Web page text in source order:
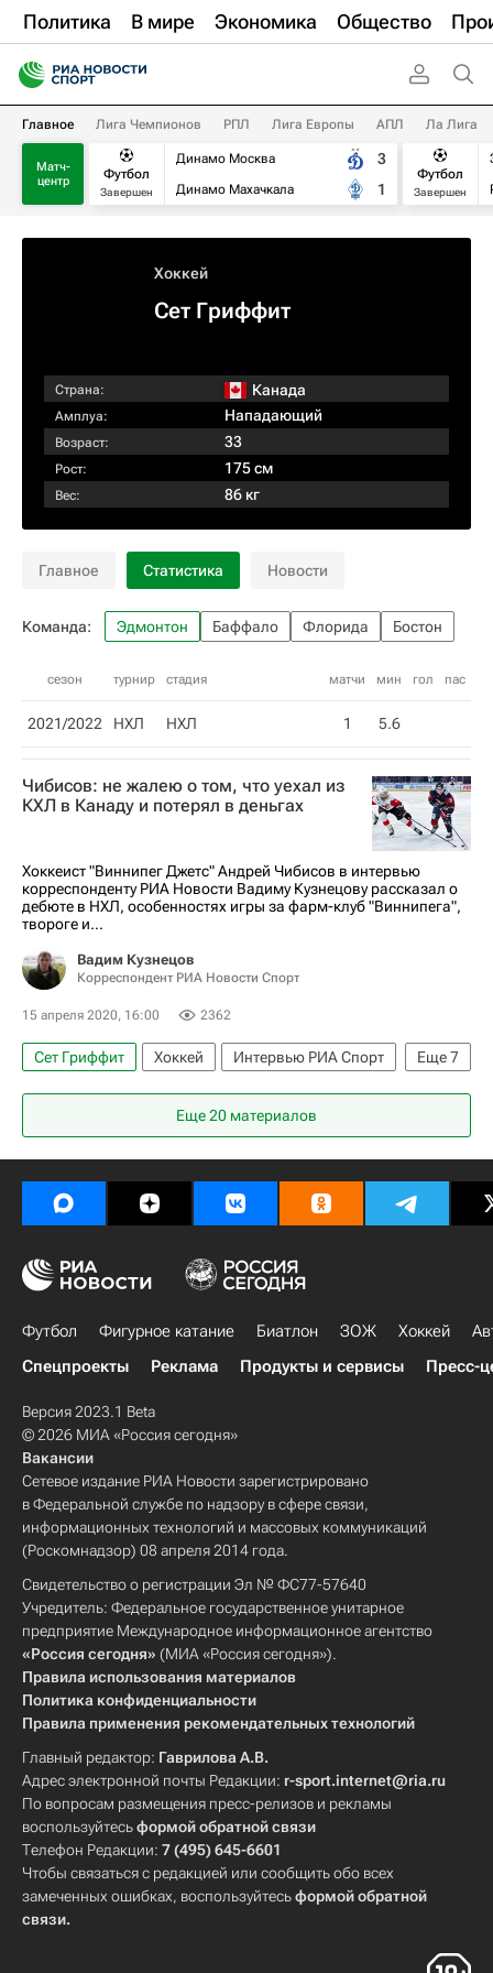
Политика В мире Экономика Общество
Главное Лига Чемпионов РПЛ Лига Европы АПЛ Ла Лига
Матч-
центр
Футбол
Завершен
Динамо Москва
Динамо Махачкала
3
1
Футбол
Завершен
Хоккей
Сет Гриффит
Страна: Канада
Амплуа: Нападающий
Возраст: 33
Рост: 175 см
Вес: 86 кг
Главное Статистика Новости
Команда: Эдмонтон Баффало Флорида Бостон
сезон турнир стадия матчи мин гол пас
2021/2022 НХЛ НХЛ 1 5.6
Чибисов: не жалею о том, что уехал из
КХЛ в Канаду и потерял в деньгах
Хоккеист "Виннипег Джетс" Андрей Чибисов в интервью
корреспонденту РИА Новости Вадиму Кузнецову рассказал о
дебюте в НХЛ, особенностях игры за фарм-клуб "Виннипега",
твороге и...
Вадим Кузнецов
Корреспондент РИА Новости Спорт
15 апреля 2020, 16:00 2362
Еще7
Сет Гриффит Хоккей
Интервью РИА Спорт
КХЛ 2025-2026
Национальная хоккейная лига (НХЛ)
Виннипег Джетс
Андрей Чибисов
Александр Хохлачёв
Пол Морис
Металлург (Магнитогорск)
Еще 20 материалов
Футбол Фигурное катание Биатлон ЗОЖ Хоккей
Спецпроекты
Реклама Продукты и сервисы Пресс-
Версия 2023.1 Beta
© 2026 МИА «Россия сегодня»
Вакансии
Сетевое издание РИА Новости зарегистрировано
в Федеральной службе по надзору в сфере связи,
информационных технологий и массовых коммуникаций
(Роскомнадзор) 08 апреля 2014 года.
Свидетельство о регистрации Эл № ФС77-57640
Учредитель: Федеральное государственное унитарное
предприятие Международное информационное агентство
«Россия сегодня» (МИА «Россия сегодня»).
Правила использования материалов
Политика конфиденциальности
Правила применения рекомендательных технологий
Главный редактор: Гаврилова А.В.
Адрес электронной почты Редакции: r-sport.internet@ria.ru
По вопросам размещения пресс-релизов и рекламы
воспользуйтесьформой обратной связи
Телефон Редакции: 7 (495) 645-6601
Чтобы связаться с редакцией или сообщить обо всех
замеченных ошибках, воспользуйтесьформой обратной
связи.